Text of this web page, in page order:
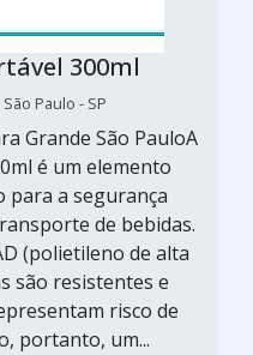
300ml
Paulo - SP
Grande São PauloA
é um elemento
para a segurança
de bebidas.
(polietileno de alta
são resistentes e
risco de
portanto, um...